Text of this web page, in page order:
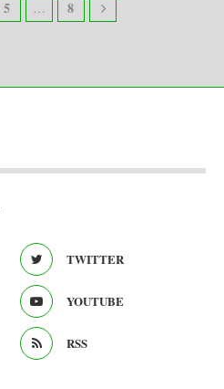
5 … 8
TWITTER
YOUTUBE
RSS